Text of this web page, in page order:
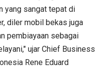
yang sangat tepat di
diler mobil bekas juga
pembiayaan sebagai
ujar Chief Business
Rene Eduard